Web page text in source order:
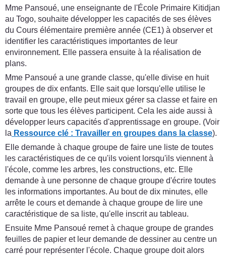
Mme Pansoué, une enseignante de l'École Primaire Kitidjan
au Togo, souhaite développer les capacités de ses élèves
du Cours élémentaire première année (CE1) à observer et
identifier les caractéristiques importantes de leur
environnement. Elle passera ensuite à la réalisation de
plans.
Mme Pansoué a une grande classe, qu'elle divise en huit
groupes de dix enfants. Elle sait que lorsqu'elle utilise le
travail en groupe, elle peut mieux gérer sa classe et faire en
sorte que tous les élèves participent. Cela les aide aussi à
développer leurs capacités d'apprentissage en groupe. (Voir
la Ressource clé : Travailler en groupes dans la classe).
Elle demande à chaque groupe de faire une liste de toutes
les caractéristiques de ce qu'ils voient lorsqu'ils viennent à
l'école, comme les arbres, les constructions, etc. Elle
demande à une personne de chaque groupe d'écrire toutes
les informations importantes. Au bout de dix minutes, elle
arrête le cours et demande à chaque groupe de lire une
caractéristique de sa liste, qu'elle inscrit au tableau.
Ensuite Mme Pansoué remet à chaque groupe de grandes
feuilles de papier et leur demande de dessiner au centre un
carré pour représenter l'école. Chaque groupe doit alors